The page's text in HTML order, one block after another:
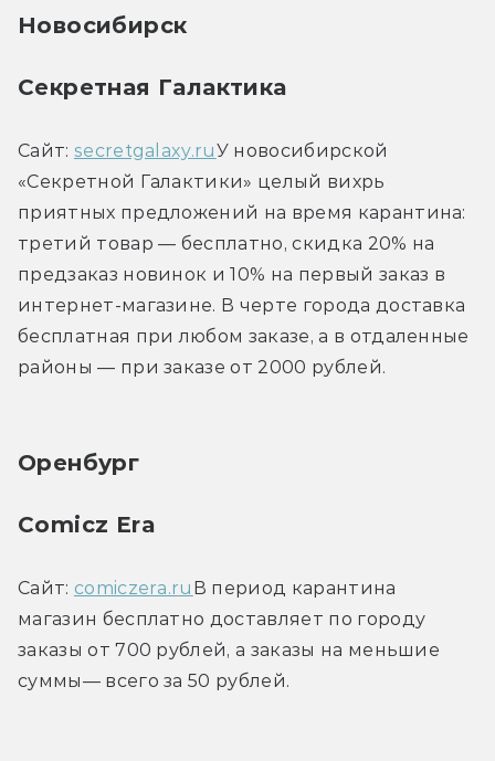
Новосибирск
Секретная Галактика
Сайт: secretgalaxy.ruУ новосибирской
«Секретной Галактики» целый вихрь
приятных предложений на время карантина:
третий товар — бесплатно, скидка 20% на
предзаказ новинок и 10% на первый заказ в
интернет-магазине. В черте города доставка
бесплатная при любом заказе, а в отдаленные
районы — при заказе от 2000 рублей.
Оренбург
Comicz Era
Сайт: comiczera.ru В период карантина
магазин бесплатно доставляет по городу
заказы от 700 рублей, а заказы на меньшие
суммы— всего за 50 рублей.